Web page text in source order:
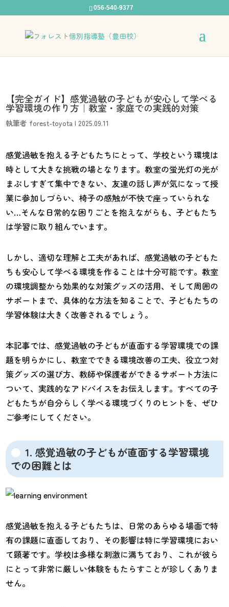
056-540-9377
【完全ガイド】感覚過敏の子どもが安心して学べる
学習環境の作り方｜教室・家庭での実践的対策
執筆者 forest-toyota |2025.09.11
感覚過敏を抱える子どもたちにとって、学校という環境は
時として大きな挑戦の場となります。教室の蛍光灯の光が
まぶしすぎて集中できない、友達の話し声が気になって授
業に参加しづらい、椅子の感触が不快で座っていられな
い…そんな日常的な困りごとを抱えながらも、子どもたち
は学習に取り組んでいます。
しかし、適切な理解と工夫があれば、感覚過敏の子どもた
ちも安心して学べる環境を作ることは十分可能です。教室
の環境調整から効果的な対策グッズの活用、そして周囲の
サポートまで、具体的な方法を知ることで、子どもたちの
学習体験は大きく改善されるでしょう。
本記事では、感覚過敏の子どもが直面する学習環境での課
題を明らかにし、教室でできる環境改善の工夫、役立つ対
策グッズの選び方、教師や保護者ができるサポート方法に
ついて、実践的なアドバイスをお伝えします。すべての子
どもたちが自分らしく学べる環境づくりのヒントを、ぜひ
ご参考にしてください。
1. 感覚過敏の子どもが直面する学習環境
での困難とは
感覚過敏を抱える子どもたちは、日常のあらゆる場面で特
有の課題に直面しており、その影響は特に学習環境におい
て顕著です。学校は多様な刺激に満ちており、これが彼ら
にとって非常に厳しい体験をもたらすことが珍しくありま
せん。